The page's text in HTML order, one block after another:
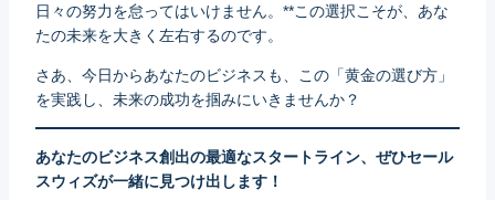
日々の努力を怠ってはいけません。**この選択こそが、あな
たの未来を大きく左右するのです。
さあ、今日からあなたのビジネスも、この「黄金の選び方」
を実践し、未来の成功を掴みにいきませんか？
あなたのビジネス創出の最適なスタートライン、ぜひセール
スウィズが一緒に見つけ出します！